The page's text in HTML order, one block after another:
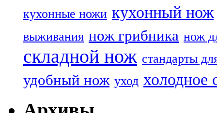
кухонные ножи кухонный нож
выживания нож грибника нож
складной нож стандарты
удобный нож уход холодное